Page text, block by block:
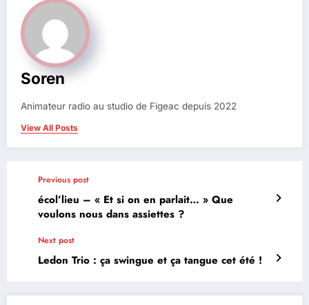
Soren
Animateur radio au studio de Figeac depuis 2022
View All Posts
Previous post
écol’lieu – « Et si on en parlait… » Que
voulons nous dans assiettes ?
Next post
Ledon Trio : ça swingue et ça tangue cet été !